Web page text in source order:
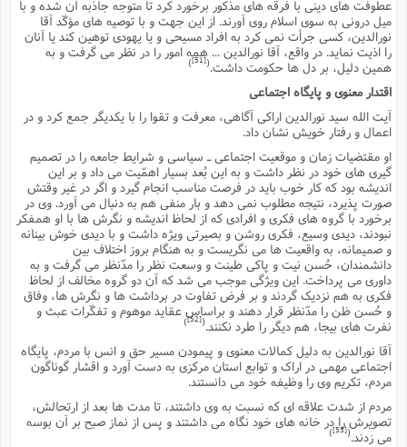
عطوفت هاى دینى با فرقه هاى مذکور برخورد کرد تا متوجه جاذبه آن شده و با
میل درونى به سوى اسلام روى آورند. از این جهت و با توصیه هاى مؤکّد آقا
نورالدین، کسى جرأت نمى کرد به افراد مسیحى و یا یهودى توهین کند یا آنان
را اذیت نماید. در واقع، آقا نورالدین ... همه امور را در نظر مى گرفت و به
همین دلیل، بر دل ها حکومت داشت. [51]
)
اقتدار معنوى و پایگاه اجتماعى
آیت الله سید نورالدین اراکى آگاهى، معرفت و تقوا را با یکدیگر جمع کرد و در
اعمال و رفتار خویش نشان داد.
او مقتضیات زمان و موقعیت اجتماعى ـ سیاسى و شرایط جامعه را در تصمیم
گیرى هاى خود در نظر داشت و به این بُعد بسیار اهمّیت مى داد و بر این
اندیشه بود که کار خوب باید در فرصت مناسب انجام گیرد و اگر در غیر وقتش
صورت پذیرد، نتیجه مطلوب نمى دهد و بار منفى هم به دنبال مى آورد. وى در
برخورد با گروه هاى فکرى و افرادى که از لحاظ اندیشه و نگرش ها با او همفکر
نبودند، دیدى وسیع، فکرى روشن و بصیرتى ویژه داشت و با دیدى خوش بینانه
و صمیمانه، به واقعیت ها مى نگریست و به هنگام بروز اختلاف بین
دانشمندان، حُسن نیت و پاکى طینت و وسعت نظر را مدّنظر مى گرفت و به
داورى مى پرداخت. این ویژگى موجب مى شد که آن دو گروه مخالف از لحاظ
فکرى به هم نزدیک گردند و بر فرض تفاوت در برداشت ها و نگرش ها، وفاق
و حُسن ظن را مدّنظر قرار دهند و براساس عقاید موهوم و تفکّرات عبث و
نفرت هاى بیجا، هم دیگر را طرد نکنند. [52]
)
آقا نورالدین به دلیل کمالات معنوى و پیمودن مسیر حق و انس با مردم، پایگاه
اجتماعى مهمى در اراک و توابع استان مرکزى به دست آورد و اقشار گوناگون
مردم، تکریم وى را وظیفه خود مى دانستند.
مردم از شدت علاقه اى که نسبت به وى داشتند، تا مدت ها بعد از ارتحالش،
تصویرش را در خانه هاى خود نگاه مى داشتند و پس از نماز صبح بر آن بوسه
مى زدند.(
[53]
)